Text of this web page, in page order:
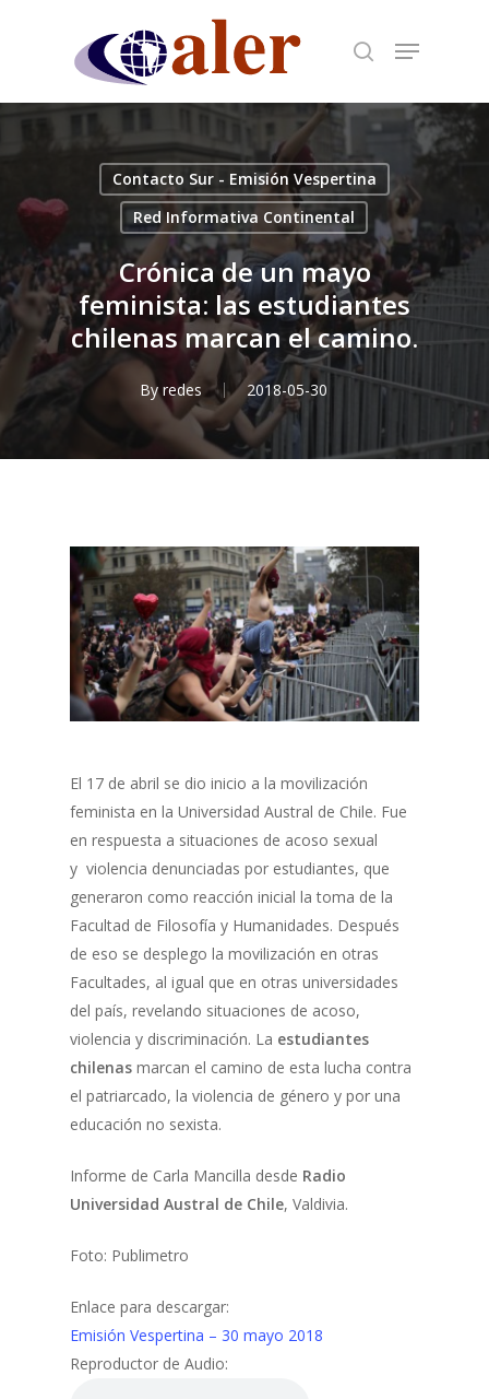
content
Contacto Sur - Emisión Vespertina
Red Informativa Continental
Crónica de un mayo
feminista: las estudiantes
chilenas marcan el camino.
By redes 2018-05-30
El 17 de abril se dio inicio a la movilización
feminista en la Universidad Austral de Chile. Fue
en respuesta a situaciones de acoso sexual
y violencia denunciadas por estudiantes, que
generaron como reacción inicial la toma de la
Facultad de Filosofía y Humanidades. Después
de eso se desplego la movilización en otras
Facultades, al igual que en otras universidades
del país, revelando situaciones de acoso,
violencia y discriminación. La estudiantes
chilenas marcan el camino de esta lucha contra
el patriarcado, la violencia de género y por una
educación no sexista.
Informe de Carla Mancilla desde Radio
Universidad Austral de Chile, Valdivia.
Foto: Publimetro
Enlace para descargar:
Emisión Vespertina – 30 mayo 2018
Reproductor de Audio: